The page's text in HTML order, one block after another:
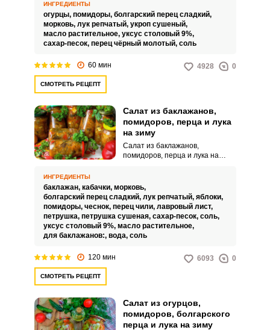
займет у вас много времени, так
как простота приготовления –
одно из его преимуществ.
ИНГРЕДИЕНТЫ
огурцы, помидоры, болгарский перец сладкий,
морковь, лук репчатый, укроп сушеный,
масло растительное, уксус столовый 9%,
сахар-песок, перец чёрный молотый, соль
60 мин 4928 0
СМОТРЕТЬ РЕЦЕПТ
Салат из баклажанов,
помидоров, перца и лука
на зиму
Салат из баклажанов,
помидоров, перца и лука на
летних овощей на зимний
период, но и очень вкусная
закуска, которая может быть
использована как в виде салата,
дополняющего второе блюдо,
так и в виде заготовки, которую
приготовлении различных блюд
с мясом или рыбой. Также такой
ингредиентам:Используйте для
приготовления салата только
спелые, мясистые помидоры.
ИНГРЕДИЕНТЫ
баклажан, кабачки, морковь,
болгарский перец сладкий, лук репчатый, яблоки,
помидоры, чеснок, перец чили, лавровый лист,
петрушка, петрушка сушеная, сахар-песок, соль,
уксус столовый 9%, масло растительное,
для баклажанов:, вода, соль
120 мин 6093 0
СМОТРЕТЬ РЕЦЕПТ
Салат из огурцов,
помидоров, болгарского
перца и лука на зиму